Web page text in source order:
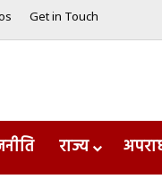
Get in Touch
राज्य